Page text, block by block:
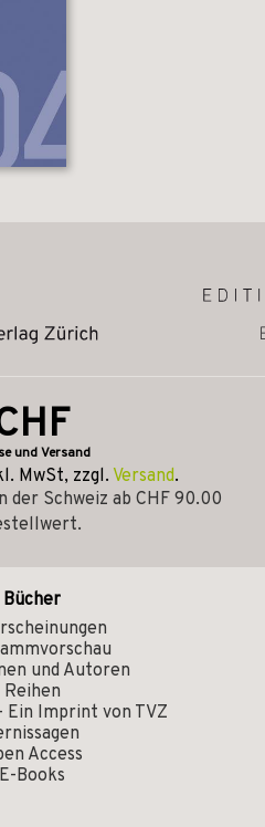
und Versand
MwSt, zzgl. Versand.
der Schweiz ab CHF 90.00
Bücher
und Autoren
Reihen
Ein Imprint von TVZ
Access
E-Books